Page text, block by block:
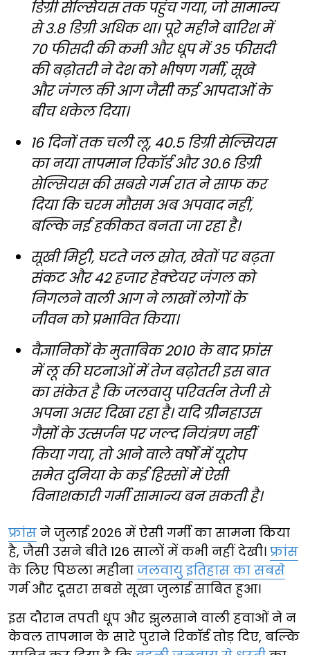
डिग्री सेल्सियस तक पहुंच गया, जो सामान्य
से 3.8 डिग्री अधिक था। पूरे महीने बारिश में
70 फीसदी की कमी और धूप में 35 फीसदी
की बढ़ोतरी ने देश को भीषण गर्मी, सूखे
और जंगल की आग जैसी कई आपदाओं के
बीच धकेल दिया।
16 दिनों तक चली लू, 40.5 डिग्री सेल्सियस
का नया तापमान रिकॉर्ड और 30.6 डिग्री
सेल्सियस की सबसे गर्म रात ने साफ कर
दिया कि चरम मौसम अब अपवाद नहीं,
बल्कि नई हकीकत बनता जा रहा है।
सूखी मिट्टी, घटते जल स्रोत, खेतों पर बढ़ता
संकट और 42 हजार हेक्टेयर जंगल को
निगलने वाली आग ने लाखों लोगों के
जीवन को प्रभावित किया।
वैज्ञानिकों के मुताबिक 2010 के बाद फ्रांस
में लू की घटनाओं में तेज बढ़ोतरी इस बात
का संकेत है कि जलवायु परिवर्तन तेजी से
अपना असर दिखा रहा है। यदि ग्रीनहाउस
गैसों के उत्सर्जन पर जल्द नियंत्रण नहीं
किया गया, तो आने वाले वर्षों में यूरोप
समेत दुनिया के कई हिस्सों में ऐसी
विनाशकारी गर्मी सामान्य बन सकती है।
फ्रांस ने जुलाई 2026 में ऐसी गर्मी का सामना किया
है, जैसी उसने बीते 126 सालों में कभी नहीं देखी। फ्रांस
के लिए पिछला महीना जलवायु इतिहास का सबसे
गर्म और दूसरा सबसे सूखा जुलाई साबित हुआ।
इस दौरान तपती धूप और झुलसाने वाली हवाओं ने न
केवल तापमान के सारे पुराने रिकॉर्ड तोड़ दिए, बल्कि